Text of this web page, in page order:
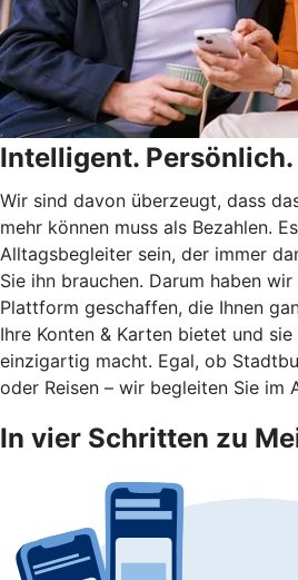
Intelligent.
Wir sind davon überzeugt, dass
mehr können muss als Bezahlen.
Alltagsbegleiter sein, der immer
Sie ihn brauchen. Darum haben
Plattform geschaffen, die Ihnen
Ihre Konten & Karten bietet und
einzigartig macht. Egal, ob
oder Reisen – wir begleiten Sie im
In vier Schritten zu